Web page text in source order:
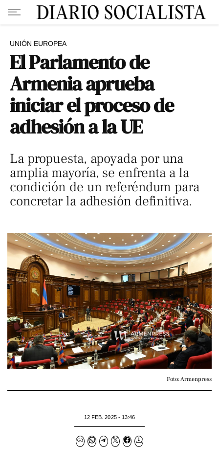
UNIÓN EUROPEA
El Parlamento de
Armenia aprueba
iniciar el proceso de
adhesión a la UE
La propuesta, apoyada por una
amplia mayoría, se enfrenta a la
condición de un referéndum para
concretar la adhesión definitiva.
Foto: Armenpress
12 FEB. 2025 - 13:46